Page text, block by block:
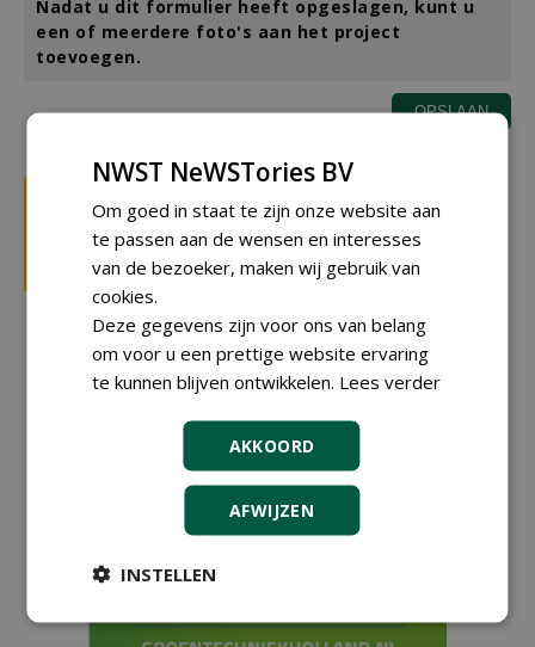
Nadat u dit formulier heeft opgeslagen, kunt u
een of meerdere foto's aan het project
toevoegen.
NWST NeWSTories BV
Om goed in staat te zijn onze website aan
te passen aan de wensen en interesses
van de bezoeker, maken wij gebruik van
cookies.
Deze gegevens zijn voor ons van belang
om voor u een prettige website ervaring
te kunnen blijven ontwikkelen. Lees verder
AKKOORD
AFWIJZEN
INSTELLEN